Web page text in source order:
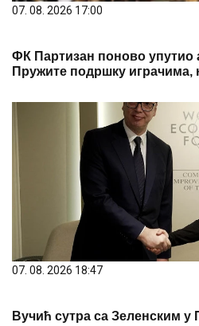
07. 08. 2026 17:00
ФК Партизан поново упутио
Пружите подршку играчима,
07. 08. 2026 18:47
Вучић сутра са Зеленским у